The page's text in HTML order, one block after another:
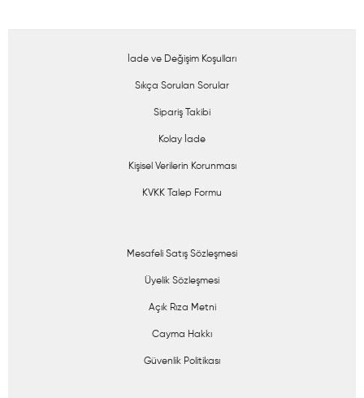
İade ve Değişim Koşulları
Sıkça Sorulan Sorular
Sipariş Takibi
Kolay İade
Kişisel Verilerin Korunması
KVKK Talep Formu
Mesafeli Satış Sözleşmesi
Üyelik Sözleşmesi
Açık Rıza Metni
Cayma Hakkı
Güvenlik Politikası